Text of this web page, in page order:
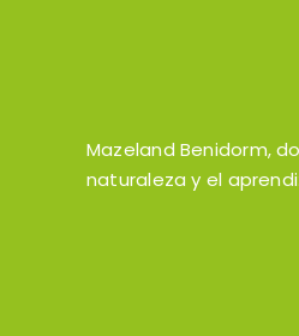
Mazeland Benidorm,
naturaleza y el